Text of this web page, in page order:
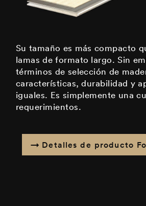
Su tamaño es más compacto
lamas de formato largo. Sin
términos de selección de
características, durabilidad y
iguales. Es simplemente una
requerimientos.
Detalles de producto